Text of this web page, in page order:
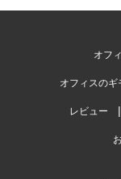
オフ
オフィスのギ
レビュー